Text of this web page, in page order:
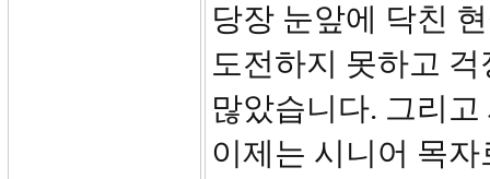
당장 눈앞에 닥친
도전하지 못하고
많았습니다. 그리
이제는 시니어 목